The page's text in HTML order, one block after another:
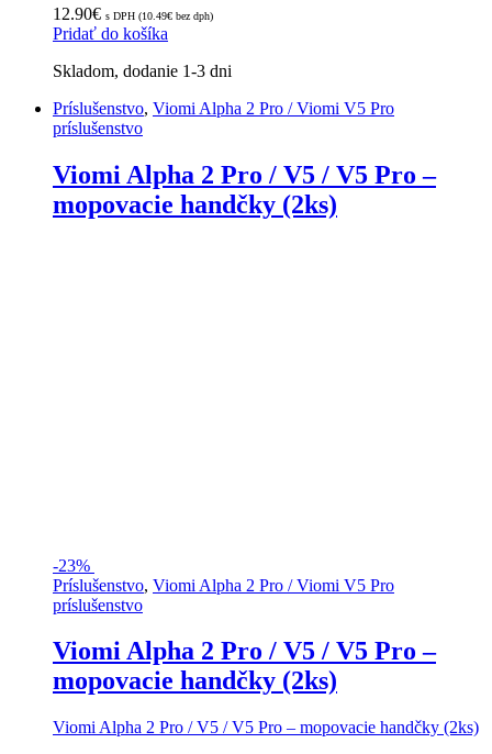
12.90€ s DPH (10.49€ bez dph)
Pridať do košíka
Skladom, dodanie 1-3 dni
Príslušenstvo, Viomi Alpha 2 Pro / Viomi V5 Pro
príslušenstvo
Viomi Alpha 2 Pro / V5 / V5 Pro –
mopovacie handčky (2ks)
-23%
Príslušenstvo, Viomi Alpha 2 Pro / Viomi V5 Pro
príslušenstvo
Viomi Alpha 2 Pro / V5 / V5 Pro –
mopovacie handčky (2ks)
Viomi Alpha 2 Pro / V5 / V5 Pro – mopovacie handčky (2ks)